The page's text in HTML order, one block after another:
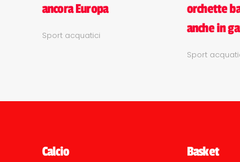
ancora Europa
Sport acquatici
orchette
anche in
Sport
Calcio Basket